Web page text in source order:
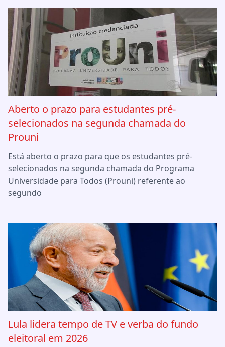
Aberto o prazo para estudantes pré-
selecionados na segunda chamada do
Prouni
Está aberto o prazo para que os estudantes pré-
selecionados na segunda chamada do Programa
Universidade para Todos (Prouni) referente ao
segundo
Lula lidera tempo de TV e verba do fundo
eleitoral em 2026